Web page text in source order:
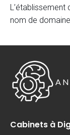
L’établissement
nom de
Cabinets à